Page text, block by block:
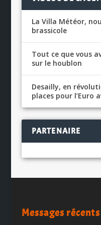
La Villa Météor,
brassicole
Tout ce que vous
sur le houblon
Desailly, en
places pour l’Euro
PARTENAIRE
Messages récents